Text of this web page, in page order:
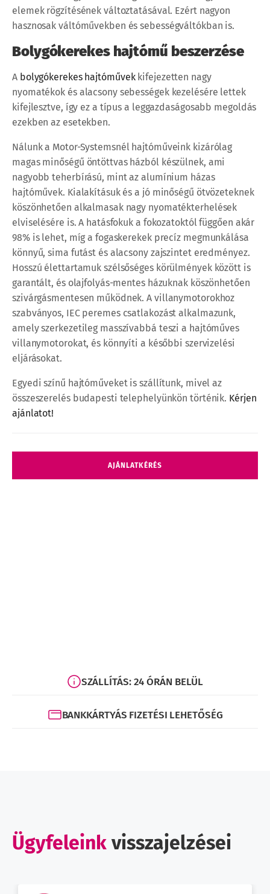
elemek rögzítésének változtatásával. Ezért nagyon
hasznosak váltóművekben és sebességváltókban is.
Bolygókerekes hajtómű beszerzése
A bolygókerekes hajtóművekkifejezetten nagy
nyomatékok és alacsony sebességek kezelésére lettek
kifejlesztve, így ez a típus a leggazdaságosabb megoldás
ezekben az esetekben.
Nálunk a Motor-Systemsnél hajtóműveink kizárólag
magas minőségű öntöttvas házból készülnek, ami
nagyobb teherbírású, mint az alumínium házas
hajtóművek. Kialakításuk és a jó minőségű ötvözeteknek
köszönhetően alkalmasak nagy nyomatékterhelések
elviselésére is. A hatásfokuk a fokozatoktól függően akár
98% is lehet, míg a fogaskerekek precíz megmunkálása
könnyű, sima futást és alacsony zajszintet eredményez.
Hosszú élettartamuk szélsőséges körülmények között is
garantált, és olajfolyás-mentes házuknak köszönhetően
szivárgásmentesen működnek. A villanymotorokhoz
szabványos, IEC peremes csatlakozást alkalmazunk,
amely szerkezetileg masszívabbá teszi a hajtóműves
villanymotorokat, és könnyíti a későbbi szervizelési
eljárásokat.
Egyedi színű hajtóműveket is szállítunk, mivel az
összeszerelés budapesti telephelyünkön történik. Kérjen
ajánlatot!
AJÁNLATKÉRÉS
SZÁLLÍTÁS: 24 ÓRÁN BELÜL
BANKKÁRTYÁS FIZETÉSI LEHETŐSÉG
Ügyfeleink visszajelzései